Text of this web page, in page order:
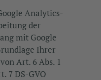
Analytics-
der
mit Google
Ihrer
Art. 6 Abs. 1
7 DS-GVO